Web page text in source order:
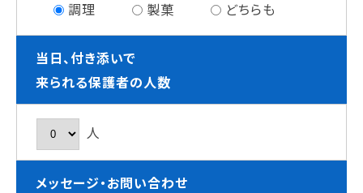
調理 製菓 どちらも
当日、付き添いで
来られる保護者の人数
人
メッセージ・お問い合わせ